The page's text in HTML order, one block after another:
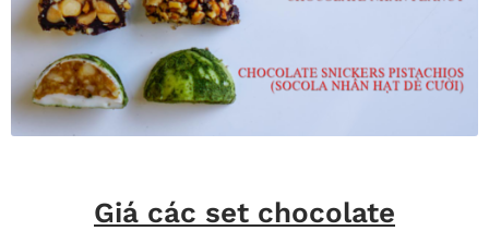
Giá các set chocolate